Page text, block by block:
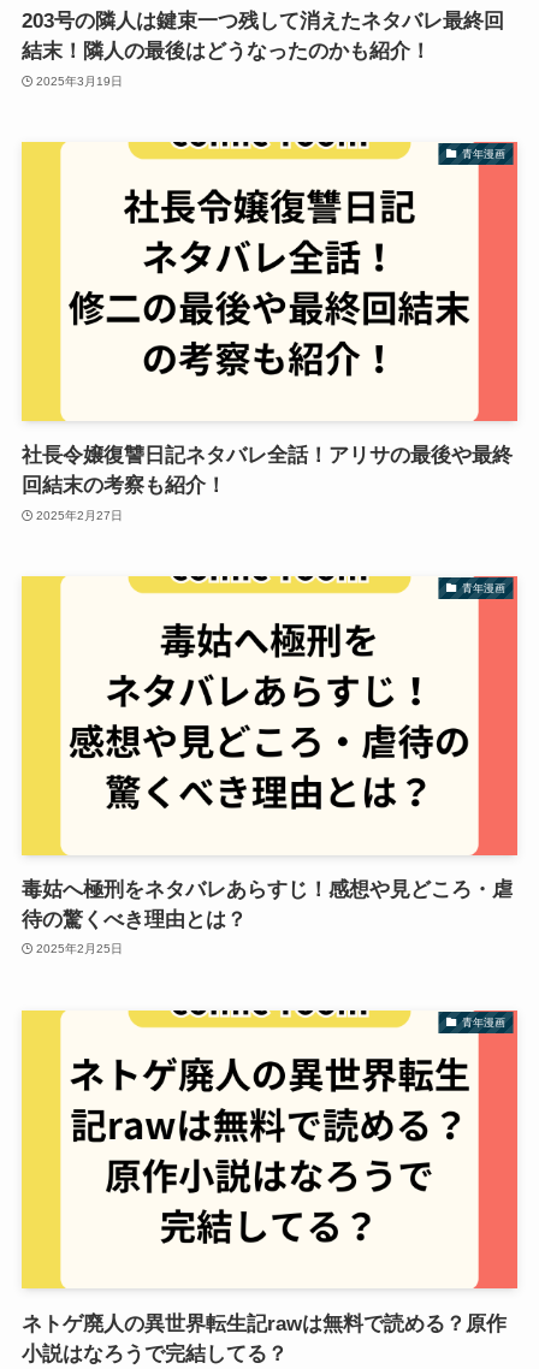
203号の隣人は鍵束一つ残して消えたネタバレ最終回
結末！隣人の最後はどうなったのかも紹介！
2025年3月19日
青年漫画
社長令嬢復讐日記ネタバレ全話！アリサの最後や最終
回結末の考察も紹介！
2025年2月27日
青年漫画
毒姑へ極刑をネタバレあらすじ！感想や見どころ・虐
待の驚くべき理由とは？
2025年2月25日
青年漫画
ネトゲ廃人の異世界転生記rawは無料で読める？原作
小説はなろうで完結してる？